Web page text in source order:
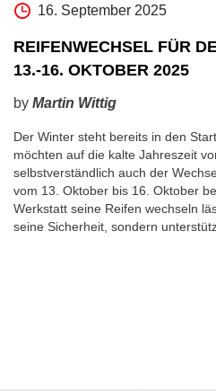
16. September 2025
REIFENWECHSEL FÜR
13.-16. OKTOBER 2025
by Martin Wittig
Der Winter steht bereits in den
möchten auf die kalte Jahreszeit
selbstverständlich auch der
vom 13. Oktober bis 16. Oktober
Werkstatt seine Reifen wechseln
seine Sicherheit, sondern